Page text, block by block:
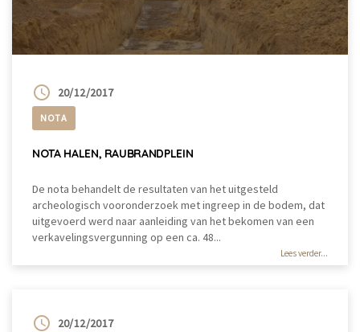
20/12/2017
NOTA
NOTA HALEN, RAUBRANDPLEIN
De nota behandelt de resultaten van het uitgesteld
archeologisch vooronderzoek met ingreep in de bodem, dat
uitgevoerd werd naar aanleiding van het bekomen van een
verkavelingsvergunning op een ca. 48...
Lees verder...
20/12/2017